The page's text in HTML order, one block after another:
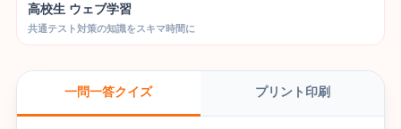
高校生 ウェブ学習
共通テスト対策の知識をスキマ時間に
一問一答クイズ プリント印刷